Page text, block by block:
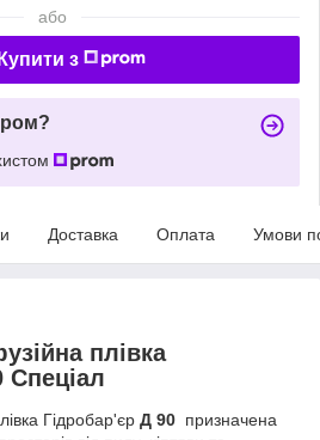
або
Купити з
Доставка Оплата Умови
плівка
Спеціал
Гідробар'єр Д 90 призначена